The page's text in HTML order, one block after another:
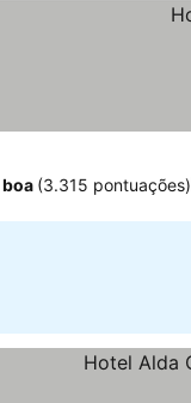
(3.315 pontuações)